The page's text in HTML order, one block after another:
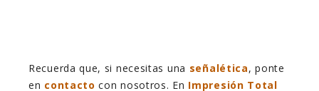
Recuerda que, si necesitas una señalética, ponte
en contacto con nosotros. En Impresión Total